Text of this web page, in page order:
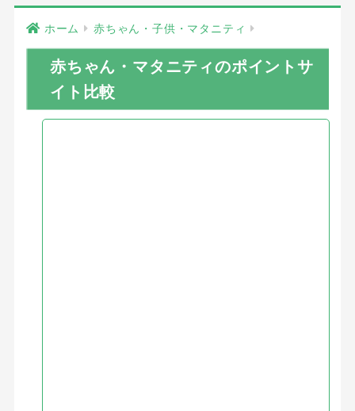
ホーム 赤ちゃん・子供・マタニティ
赤ちゃん・マタニティのポイントサ
イト比較